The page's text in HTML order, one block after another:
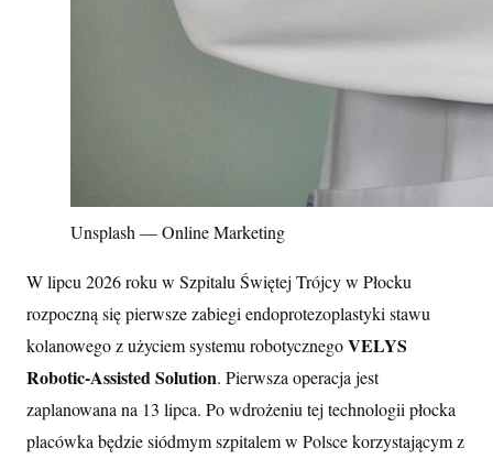
Unsplash — Online Marketing
W lipcu 2026 roku w Szpitalu Świętej Trójcy w Płocku
rozpoczną się pierwsze zabiegi endoprotezoplastyki stawu
kolanowego z użyciem systemu robotycznegoVELYS
Robotic-Assisted Solution. Pierwsza operacja jest
zaplanowana na 13 lipca. Po wdrożeniu tej technologii płocka
placówka będzie siódmym szpitalem w Polsce korzystającym z